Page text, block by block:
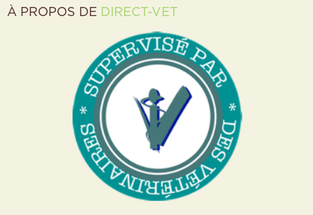
À PROPOS DE DIRECT-VET